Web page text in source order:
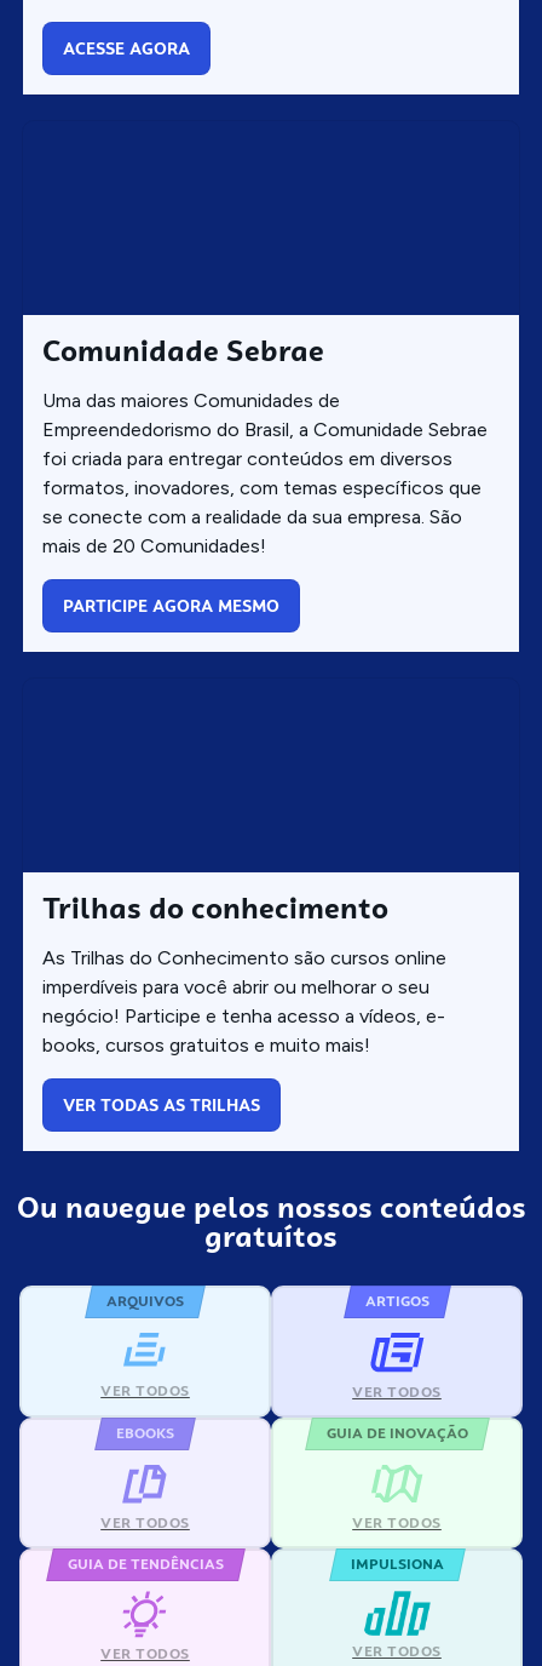
ACESSE AGORA
Comunidade Sebrae
Uma das maiores Comunidades de
Empreendedorismo do Brasil, a Comunidade Sebrae
foi criada para entregar conteúdos em diversos
formatos, inovadores, com temas específicos que
se conecte com a realidade da sua empresa. São
mais de 20 Comunidades!
PARTICIPE AGORA MESMO
Trilhas do conhecimento
As Trilhas do Conhecimento são cursos online
imperdíveis para você abrir ou melhorar o seu
negócio! Participe e tenha acesso a vídeos, e-
books, cursos gratuitos e muito mais!
VER TODAS AS TRILHAS
Ou navegue pelos nossos conteúdos
gratuítos
ARQUIVOS
VER TODOS
ARTIGOS
VER TODOS
EBOOKS
VER TODOS
GUIA DE INOVAÇÃO
VER TODOS
GUIA DE TENDÊNCIAS
VER TODOS
IMPULSIONA
VER TODOS